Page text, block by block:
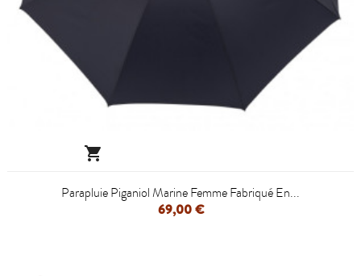

Parapluie Piganiol Marine Femme Fabriqué En...
69,00 €